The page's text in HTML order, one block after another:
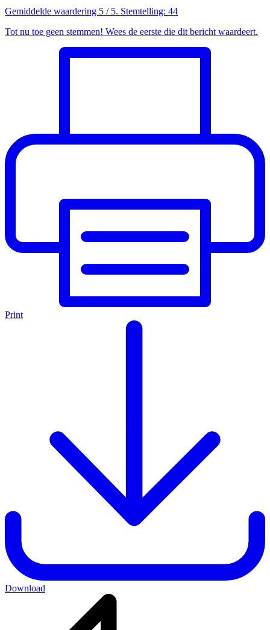
Gemiddelde waardering 5 / 5. Stemtelling: 44
Tot nu toe geen stemmen! Wees de eerste die dit bericht waardeert.
Print
Download